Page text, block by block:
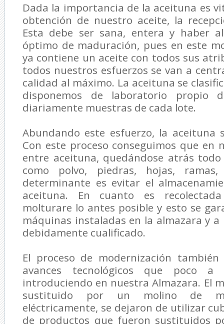
Dada la importancia de la aceituna es
obtención de nuestro aceite, la
Esta debe ser sana, entera y haber
óptimo de maduración, pues en este
ya contiene un aceite con todos sus
todos nuestros esfuerzos se van a
calidad al máximo. La aceituna se
disponemos de laboratorio propio
diariamente muestras de cada lote.
Abundando este esfuerzo, la aceituna
Con este proceso conseguimos que en
entre aceituna, quedándose atrás
como polvo, piedras, hojas,
determinante es evitar el
aceituna. En cuanto es
molturare lo antes posible y esto se
máquinas instaladas en la almazara y
debidamente cualificado.
El proceso de modernización
avances tecnológicos que poco
introduciendo en nuestra Almazara. El
sustituido por un molino de
eléctricamente, se dejaron de utilizar
de productos que fueron sustituidos